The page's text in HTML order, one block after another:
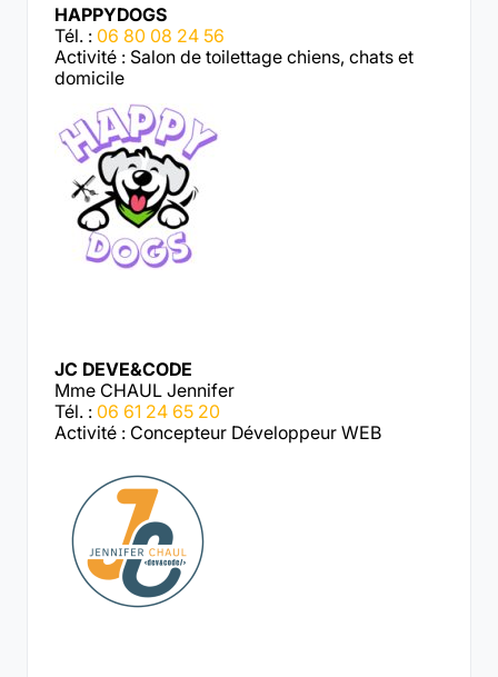
HAPPYDOGS
Tél. : 06 80 08 24 56
Activité : Salon de toilettage chiens, chats et
domicile
JC DEVE&CODE
Mme CHAUL Jennifer
Tél. : 06 61 24 65 20
Activité : Concepteur Développeur WEB